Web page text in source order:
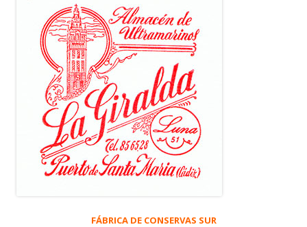
FÁBRICA DE CONSERVAS SUR